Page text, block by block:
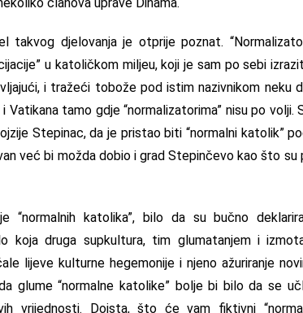
takvog djelovanja je otprije poznat.
u katoličkom miljeu, koji je sam po sebi
i tražeći tobože pod istim nazivnikom neku
Vatikana tamo gdje “normalizatorima” nisu po
Stepinac, da je pristao biti “normalni katolik”
već bi možda dobio i grad Stepinčevo kao što su
“normalnih katolika”, bilo da su bučno
koja druga supkultura, tim glumatanjem i
lijeve kulturne hegemonije i njeno ažuriranje
glume “normalne katolike” bolje bi bilo da se
vrijednosti. Doista, što će vam fiktivni